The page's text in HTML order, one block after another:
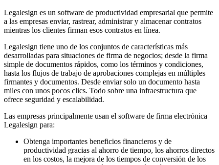
Legalesign es un software de productividad empresarial que permite
a las empresas enviar, rastrear, administrar y almacenar contratos
mientras los clientes firman esos contratos en línea.
Legalesign tiene uno de los conjuntos de características más
desarrolladas para situaciones de firma de negocios; desde la firma
simple de documentos rápidos, como los términos y condiciones,
hasta los flujos de trabajo de aprobaciones complejas en múltiples
firmantes y documentos. Desde enviar solo un documento hasta
miles con unos pocos clics. Todo sobre una infraestructura que
ofrece seguridad y escalabilidad.
Las empresas principalmente usan el software de firma electrónica
Legalesign para:
Obtenga importantes beneficios financieros y de
productividad gracias al ahorro de tiempo, los ahorros directos
en los costos, la mejora de los tiempos de conversión de los